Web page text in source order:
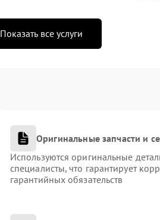
Показать все услуги
Оригинальные запчасти и
Используются оригинальные
специалисты, что гарантирует
гарантийных обязательств